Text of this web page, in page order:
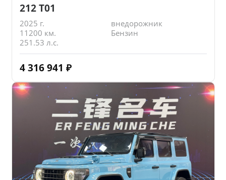
212 T01
2025 г.
внедорожник
11200 км.
Бензин
251.53 л.с.
4 316 941 ₽